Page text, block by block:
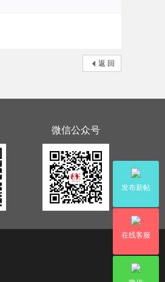
返 回
发布新帖
在线客服
微信公众号